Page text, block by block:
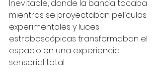
Inevitable, donde la banda tocaba
mientras se proyectaban películas
experimentales y luces
estroboscópicas transformaban el
espacio en una experiencia
sensorial total.